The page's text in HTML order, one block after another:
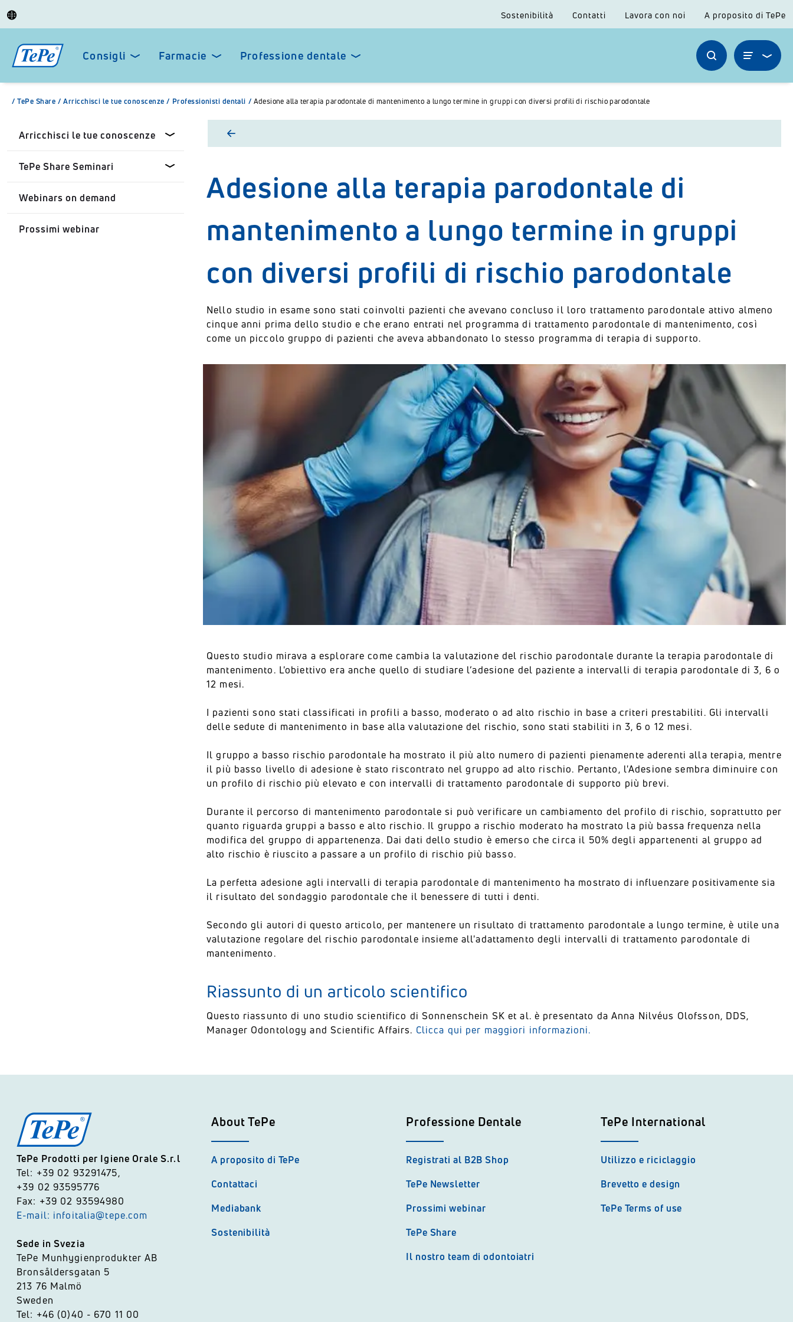
Sostenibilità Contatti Lavora con noi A proposito di TePe
Consigli Farmacie Professione dentale
/ TePe Share / Arricchisci le tue conoscenze / Professionisti dentali / Adesione alla terapia parodontale di mantenimento a lungo termine in gruppi con diversi profili di rischio parodontale
Arricchisci le tue conoscenze
Privato
TePe Share Seminari
Webinars on demand
Prossimi webinar
Adesione alla terapia parodontale di
mantenimento a lungo termine in gruppi
con diversi profili di rischio parodontale
Nello studio in esame sono stati coinvolti pazienti che avevano concluso il loro trattamento parodontale attivo almeno
cinque anni prima dello studio e che erano entrati nel programma di trattamento parodontale di mantenimento, così
come un piccolo gruppo di pazienti che aveva abbandonato lo stesso programma di terapia di supporto.
Questo studio mirava a esplorare come cambia la valutazione del rischio parodontale durante la terapia parodontale di
mantenimento. L'obiettivo era anche quello di studiare l’adesione del paziente a intervalli di terapia parodontale di 3, 6 o
12 mesi.
I pazienti sono stati classificati in profili a basso, moderato o ad alto rischio in base a criteri prestabiliti. Gli intervalli
delle sedute di mantenimento in base alla valutazione del rischio, sono stati stabiliti in 3, 6 o 12 mesi.
Il gruppo a basso rischio parodontale ha mostrato il più alto numero di pazienti pienamente aderenti alla terapia, mentre
il più basso livello di adesione è stato riscontrato nel gruppo ad alto rischio. Pertanto, l'Adesione sembra diminuire con
un profilo di rischio più elevato e con intervalli di trattamento parodontale di supporto più brevi.
Durante il percorso di mantenimento parodontale si può verificare un cambiamento del profilo di rischio, soprattutto per
quanto riguarda gruppi a basso e alto rischio. Il gruppo a rischio moderato ha mostrato la più bassa frequenza nella
modifica del gruppo di appartenenza. Dai dati dello studio è emerso che circa il 50% degli appartenenti al gruppo ad
alto rischio è riuscito a passare a un profilo di rischio più basso.
La perfetta adesione agli intervalli di terapia parodontale di mantenimento ha mostrato di influenzare positivamente sia
il risultato del sondaggio parodontale che il benessere di tutti i denti.
Secondo gli autori di questo articolo, per mantenere un risultato di trattamento parodontale a lungo termine, è utile una
valutazione regolare del rischio parodontale insieme all'adattamento degli intervalli di trattamento parodontale di
mantenimento.
Riassunto di un articolo scientifico
Questo riassunto di uno studio scientifico di Sonnenschein SK et al. è presentato da Anna Nilvéus Olofsson, DDS,
Manager Odontology and Scientific Affairs. Clicca qui per maggiori informazioni.
TePe Prodotti per Igiene Orale S.r.l
Tel: +39 02 93291475,
+39 02 93595776
Fax: +39 02 93594980
E-mail: infoitalia@tepe.com
Sede in Svezia
TePe Munhygienprodukter AB
Bronsåldersgatan 5
213 76 Malmö
Sweden
Tel: +46 (0)40 - 670 11 00
About TePe
A proposito di TePe
Contattaci
Mediabank
Sostenibilità
Professione Dentale
Registrati al B2B Shop
TePe Newsletter
Prossimi webinar
TePe Share
Il nostro team di odontoiatri
TePe International
Utilizzo e riciclaggio
Brevetto e design
TePe Terms of use